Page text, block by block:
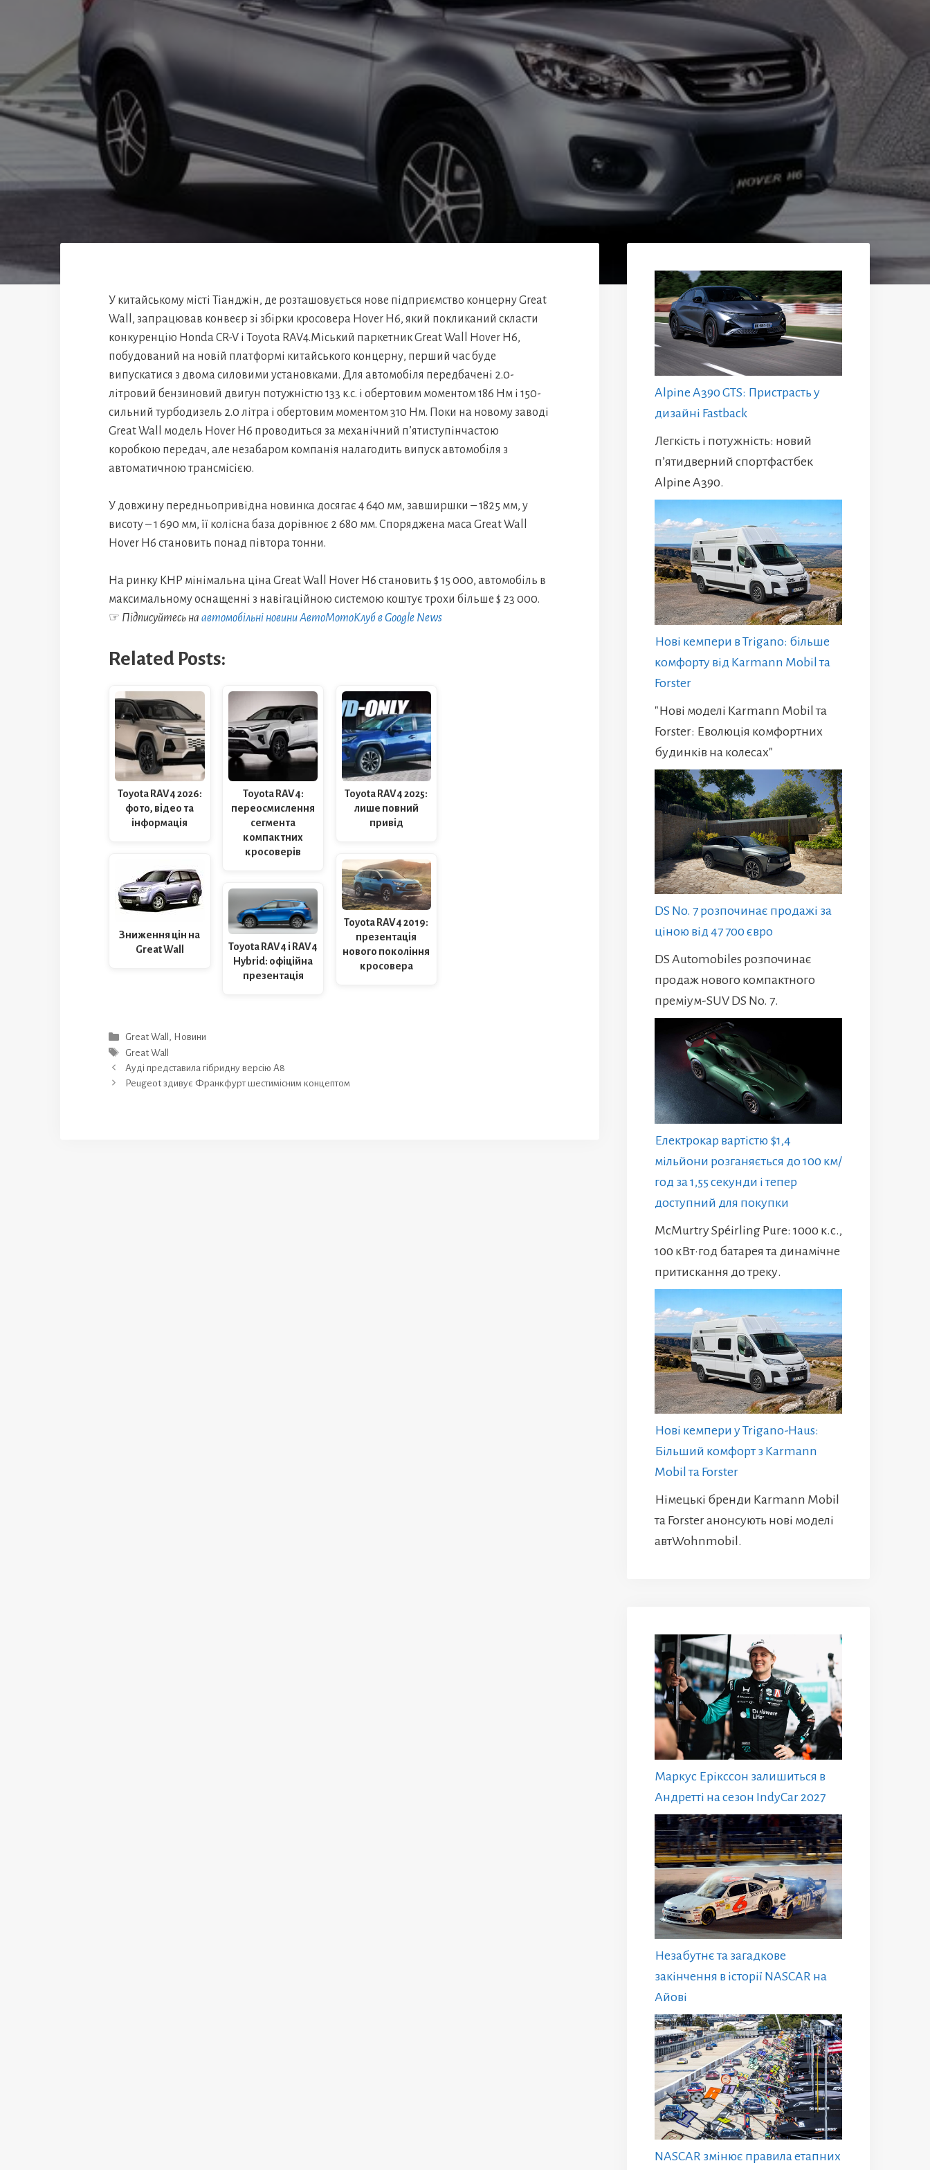
У китайському місті Тіанджін, де розташовується нове підприємство концерну Great
Wall, запрацював конвеєр зі збірки кросовера Hover H6, який покликаний скласти
конкуренцію Honda CR-V і Toyota RAV4.Міський паркетник Great Wall Hover H6,
побудований на новій платформі китайського концерну, перший час буде
випускатися з двома силовими установками. Для автомобіля передбачені 2.0-
літровий бензиновий двигун потужністю 133 к.с. і обертовим моментом 186 Нм і 150-
сильний турбодизель 2.0 літра і обертовим моментом 310 Нм. Поки на новому заводі
Great Wall модель Hover H6 проводиться за механічний п’ятиступінчастою
коробкою передач, але незабаром компанія налагодить випуск автомобіля з
автоматичною трансмісією.
У довжину передньопривідна новинка досягає 4 640 мм, завширшки – 1825 мм, у
висоту – 1 690 мм, її колісна база дорівнює 2 680 мм. Споряджена маса Great Wall
Hover H6 становить понад півтора тонни.
На ринку КНР мінімальна ціна Great Wall Hover H6 становить $ 15 000, автомобіль в
максимальному оснащенні з навігаційною системою коштує трохи більше $ 23 000.
☞ Підписуйтесь на автомобільні новини АвтоМотоКлуб в Google News
Related Posts:
Toyota RAV4 2026:
фото, відео та
інформація
Зниження цін на
Great Wall
Toyota RAV4:
переосмислення
сегмента
компактних
кросоверів
Toyota RAV4 і RAV4
Hybrid: офіційна
презентація
Toyota RAV4 2025:
лише повний
привід
Toyota RAV4 2019:
презентація
нового покоління
кросовера
Категорії
Great Wall , Новини
Позначки
Great Wall
Ауді представила гібридну версію A8
Peugeot здивує Франкфурт шестимісним концептом
Alpine A390 GTS: Пристрасть у
дизайні Fastback
Легкість і потужність: новий
п’ятидверний спортфастбек
Alpine A390.
Нові кемпери в Trigano: більше
комфорту від Karmann Mobil та
Forster
"Нові моделі Karmann Mobil та
Forster: Еволюція комфортних
будинків на колесах"
DS No. 7 розпочинає продажі за
ціною від 47 700 євро
DS Automobiles розпочинає
продаж нового компактного
преміум-SUV DS No. 7.
Електрокар вартістю $1,4
мільйони розганяється до 100 км/
год за 1,55 секунди і тепер
доступний для покупки
McMurtry Spéirling Pure: 1000 к.с.,
100 кВт·год батарея та динамічне
притискання до треку.
Нові кемпери у Trigano-Haus:
Більший комфорт з Karmann
Mobil та Forster
Німецькі бренди Karmann Mobil
та Forster анонсують нові моделі
автWohnmobil.
Маркус Ерікссон залишиться в
Андретті на сезон IndyCar 2027
Незабутнє та загадкове
закінчення в історії NASCAR на
Айові
NASCAR змінює правила етапних